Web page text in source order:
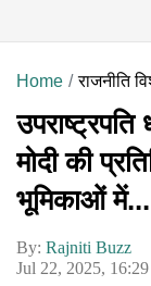
Home राजनीति
मोदी की
भूमिकाओं में...
By: Rajniti Buzz
Jul 22, 2025,